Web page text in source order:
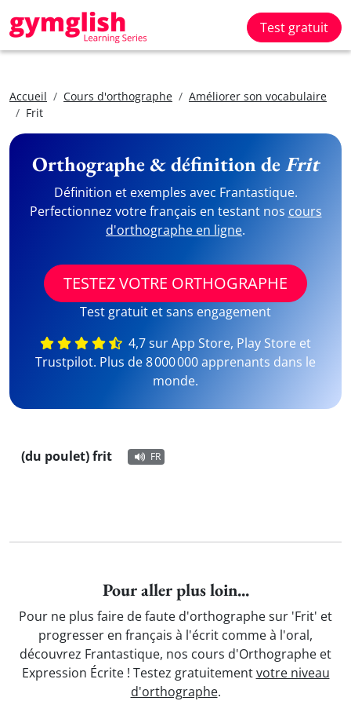
Test gratuit
Accueil Cours d'orthographe
Améliorer son vocabulaire
Frit
Orthographe & définition deFrit
Définition et exemples avec Frantastique.
Perfectionnez votre français en testant nos cours
d'orthographe en ligne.
TESTEZ VOTRE ORTHOGRAPHE
Test gratuit et sans engagement
4,7 sur App Store, Play Store et
Trustpilot. Plus de 8 000 000 apprenants dans le
monde.
(du poulet) frit FR
Pour aller plus loin...
Pour ne plus faire de faute d'orthographe sur 'Frit' et
progresser en français à l'écrit comme à l'oral,
découvrez Frantastique, nos cours d'Orthographe et
Expression Écrite ! Testez gratuitementvotre niveau
d'orthographe.